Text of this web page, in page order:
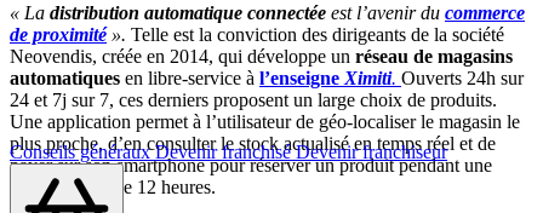
Conseils générauxDevenir franchiséDevenir franchiseur
« La distribution automatique connectée est l’avenir du commerce
de proximité». Telle est la conviction des dirigeants de la société
Neovendis, créée en 2014, qui développe un réseau de magasins
automatiques en libre-service à l’enseigne Ximiti. Ouverts 24h sur
24 et 7j sur 7, ces derniers proposent un large choix de produits.
Une application permet à l’utilisateur de géo-localiser le magasin le
plus proche, d’en consulter le stock actualisé en temps réel et de
payer sur son smartphone pour réserver un produit pendant une
plage horaire de 12 heures.